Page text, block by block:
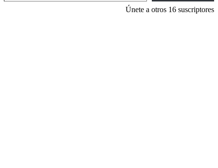
Únete a otros 16 suscriptores